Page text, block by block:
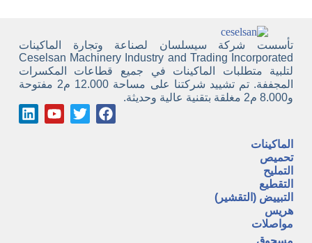
تأسست شركة سيسلسان لصناعة وتجارة الماكينات
Ceselsan Machinery Industry and Trading Incorporated
لتلبية متطلبات الماكينات في جميع قطاعات المكسرات
المجففة. تم تشييد شركتنا على مساحة 12.000 م2 مفتوحة
و8.000 م2 مغلقة بتقنية عالية وحديثة.
الماكينات
تحميص
التمليح
التقطيع
التبييض (التقشير)
هريس
مواصلات
مسحوق